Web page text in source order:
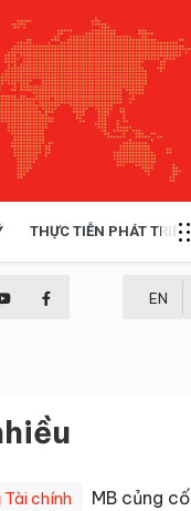
THỰC TIỄN PHÁT TRIỂN
EN
Tài chính
MB củng cố